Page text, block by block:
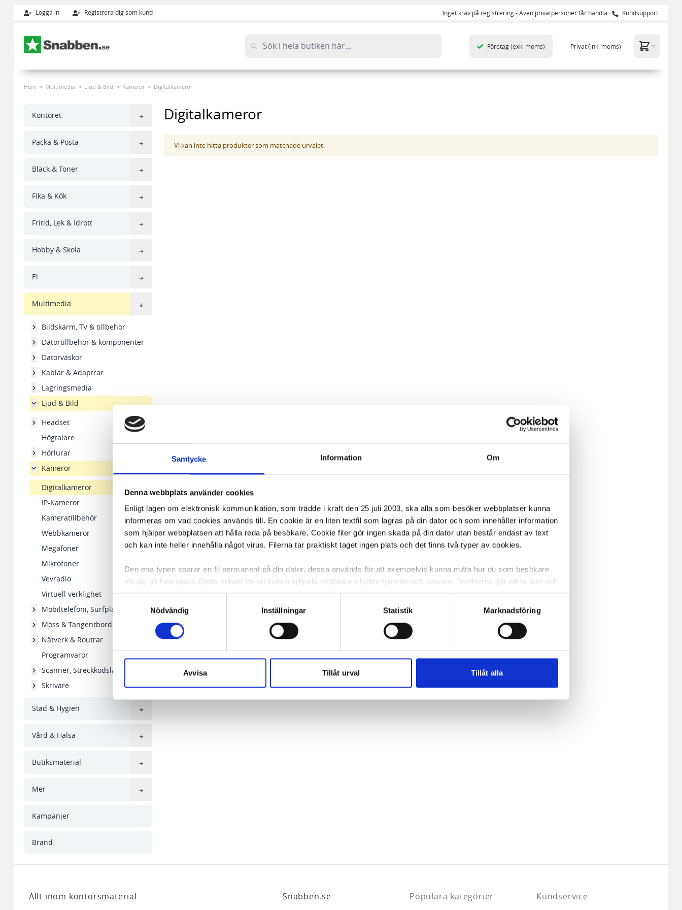
Samtycke Information Om
Denna webbplats använder cookies
Enligt lagen om elektronisk kommunikation, som trädde i kraft den 25 juli 2003, ska alla som besöker webbplatser kunna
informeras om vad cookies används till. En cookie är en liten textfil som lagras på din dator och som innehåller information
som hjälper webbplatsen att hålla reda på besökare. Cookie filer gör ingen skada på din dator utan består endast av text
och kan inte heller innehålla något virus. Filerna tar praktiskt taget ingen plats och det finns två typer av cookies.
Den ena typen sparar en fil permanent på din dator, dessa används för att exempelvis kunna mäta hur du som besökare
rör dig på hemsidan. Detta enbart för att kunna erbjuda besökaren bättre tjänster och service. Textfilerna går att ta bort och
de flesta webbläsare har funktioner för detta. Informationen som sparas på din dator är endast ett unikt nummer utan
någon koppling till personlig information, alltså helt anonymt.
Den andra typen av cookies som vanligtvis används är session cookies. Under tiden du är inne och besöker sidan delar
Nödvändig
Inställningar Statistik Marknadsföring
Avvisa Tillåt urval Tillåt alla
Logga in Registrera dig som kund Inget krav på registrering - Även privatpersoner får handla Kundsupport
Företag(exkl moms) Privat(inkl moms)
Hem Multimedia Ljud & Bild Kameror Digitalkameror
Kontoret
Packa & Posta
Bläck & Toner
Fika & Kök
Fritid, Lek & Idrott
Hobby & Skola
El
Multimedia
Bildskärm, TV & tillbehör
Datortillbehör & komponenter
Datorväskor
Kablar & Adaptrar
Lagringsmedia
Ljud & Bild
Headset
Högtalare
Hörlurar
Kameror
Digitalkameror
IP-Kameror
Kameratillbehör
Webbkameror
Megafoner
Mikrofoner
Vevradio
Virtuell verklighet
Mobiltelefoni, Surfplattor
Möss & Tangentbord
Nätverk & Routrar
Programvaror
Scanner, Streckkodsläsare
Skrivare
Städ & Hygien
Vård & Hälsa
Butiksmaterial
Mer
Kampanjer
Brand
Digitalkameror
Vi kan inte hitta produkter som matchade urvalet.
Allt inom kontorsmaterial Snabben.se Populära kategorier Kundservice